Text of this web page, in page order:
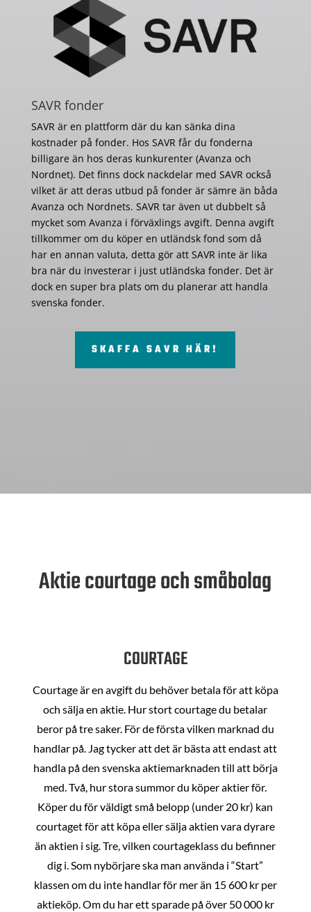
SAVR fonder
SAVR är en plattform där du kan sänka dina
kostnader på fonder. Hos SAVR får du fonderna
billigare än hos deras kunkurenter (Avanza och
Nordnet). Det finns dock nackdelar med SAVR också
vilket är att deras utbud på fonder är sämre än båda
Avanza och Nordnets. SAVR tar även ut dubbelt så
mycket som Avanza i förväxlings avgift. Denna avgift
tillkommer om du köper en utländsk fond som då
har en annan valuta, detta gör att SAVR inte är lika
bra när du investerar i just utländska fonder. Det är
dock en super bra plats om du planerar att handla
svenska fonder.
SKAFFA SAVR HÄR!
Aktie courtage och småbolag
COURTAGE
Courtage är en avgift du behöver betala för att köpa
och sälja en aktie. Hur stort courtage du betalar
beror på tre saker. För de första vilken marknad du
handlar på. Jag tycker att det är bästa att endast att
handla på den svenska aktiemarknaden till att börja
med. Två, hur stora summor du köper aktier för.
Köper du för väldigt små belopp (under 20 kr) kan
courtaget för att köpa eller sälja aktien vara dyrare
än aktien i sig. Tre, vilken courtageklass du befinner
dig i. Som nybörjare ska man använda i “Start”
klassen om du inte handlar för mer än 15 600 kr per
aktieköp. Om du har ett sparade på över 50 000 kr